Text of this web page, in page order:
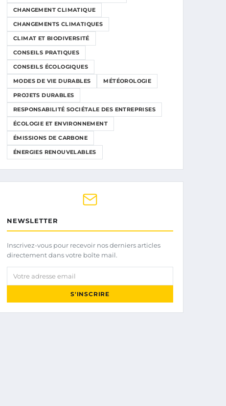
CHANGEMENT CLIMATIQUE
CHANGEMENTS CLIMATIQUES
CLIMAT ET BIODIVERSITÉ
CONSEILS PRATIQUES
CONSEILS ÉCOLOGIQUES
MODES DE VIE DURABLES MÉTÉOROLOGIE
PROJETS DURABLES
RESPONSABILITÉ SOCIÉTALE DES ENTREPRISES
ÉCOLOGIE ET ENVIRONNEMENT
ÉMISSIONS DE CARBONE
ÉNERGIES RENOUVELABLES
NEWSLETTER
Inscrivez-vous pour recevoir nos derniers articles
directement dans votre boîte mail.
Votre adresse email
S'INSCRIRE